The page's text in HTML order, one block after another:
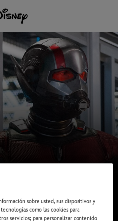
sobre usted, sus dispositivos y
como las cookies para
servicios; para personalizar contenido